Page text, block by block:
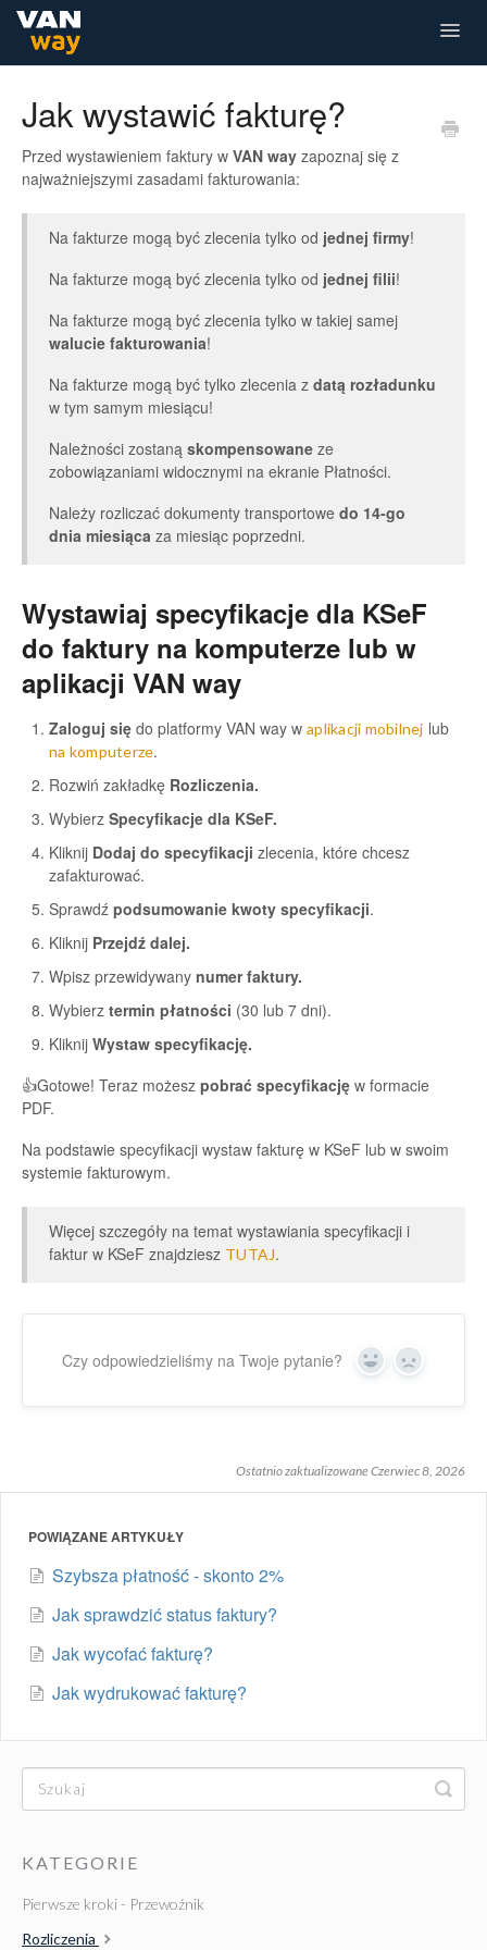
Jak wystawić fakturę?
Przed wystawieniem faktury w VAN way zapoznaj się z
najważniejszymi zasadami fakturowania:
Na fakturze mogą być zlecenia tylko od jednej firmy!
Na fakturze mogą być zlecenia tylko od jednej filii!
Na fakturze mogą być zlecenia tylko w takiej samej
walucie fakturowania!
Na fakturze mogą być tylko zlecenia z datą rozładunku
w tym samym miesiącu!
Należności zostaną skompensowane ze
zobowiązaniami widocznymi na ekranie Płatności.
Należy rozliczać dokumenty transportowe do 14-go
dnia miesiąca za miesiąc poprzedni.
Wystawiaj specyfikacje dla KSeF
do faktury na komputerze lub w
aplikacji VAN way
Zaloguj się do platformy VAN way w aplikacji mobilnej lub
na komputerze.
Rozwiń zakładkę Rozliczenia.
Wybierz Specyfikacje dla KSeF.
Kliknij Dodaj do specyfikacji zlecenia, które chcesz
zafakturować.
Sprawdź podsumowanie kwoty specyfikacji.
Kliknij Przejdź dalej.
Wpisz przewidywany numer faktury.
Wybierz termin płatności (30 lub 7 dni).
Kliknij Wystaw specyfikację.
👍Gotowe! Teraz możesz pobrać specyfikację w formacie
PDF.
Na podstawie specyfikacji wystaw fakturę w KSeF lub w swoim
systemie fakturowym.
Więcej szczegóły na temat wystawiania specyfikacji i
faktur w KSeF znajdziesz TUTAJ.
Czy odpowiedzieliśmy na Twoje pytanie? Yes No
Ostatnio zaktualizowane Czerwiec 8, 2026
POWIĄZANE ARTYKUŁY
Szybsza płatność - skonto 2%
Jak sprawdzić status faktury?
Jak wycofać fakturę?
Jak wydrukować fakturę?
KATEGORIE
Pierwsze kroki - Przewoźnik
Rozliczenia